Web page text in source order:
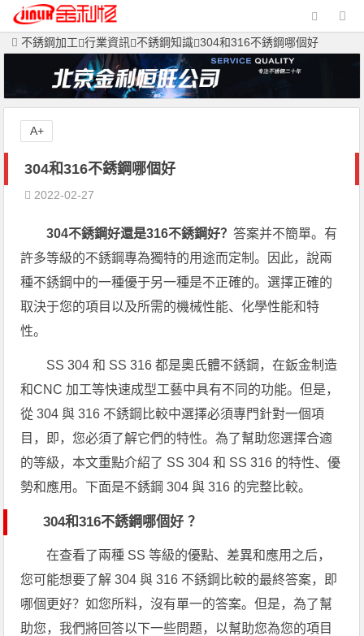
不銹鋼加工 行業資訊 不銹鋼知識 304和316不銹鋼哪個好
304和316不銹鋼哪個好
2022-02-27
304不銹鋼好還是316不銹鋼好？答案并不簡單。有
許多等級的不銹鋼專為獨特的用途而定制。因此，說兩
種不銹鋼中的一種優于另一種是不正確的。選擇正確的
取決于您的項目以及所需的機械性能、化學性能和特
性。
SS 304 和 SS 316 都是奧氏體不銹鋼，在鈑金制造
和CNC 加工等快速成型工藝中具有不同的功能。但是，
從 304 與 316 不銹鋼比較中選擇必須專門針對一個項
目，即，您必須了解它們的特性。為了幫助您選擇合適
的等級，本文重點介紹了 SS 304 和 SS 316 的特性、優
勢和應用。下面是不銹鋼 304 與 316 的完整比較。
304和316不銹鋼哪個好 ？
在查看了兩種 SS 等級的優點、差異和應用之后，
您可能想要了解 304 與 316 不銹鋼比較的最終答案，即
哪個更好？如您所料，沒有單一的答案。但是，為了幫
助您，我們將回答以下一些問題，以幫助您為您的項目
A+